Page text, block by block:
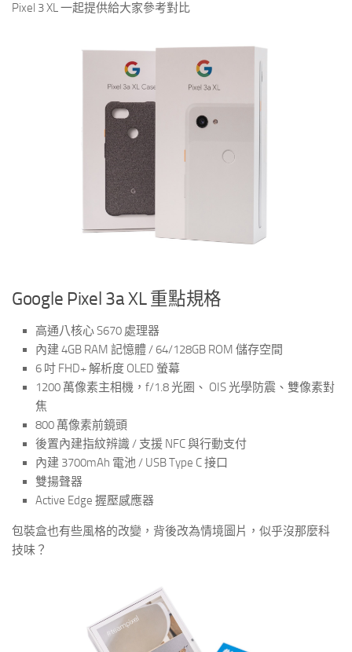
Pixel 3 XL 一起提供給大家參考對比
Google Pixel 3a XL 重點規格
高通八核心 S670 處理器
內建 4GB RAM 記憶體 / 64/128GB ROM 儲存空間
6 吋 FHD+ 解析度 OLED 螢幕
1200 萬像素主相機，f/1.8 光圈、 OIS 光學防震、雙像素對
焦
800 萬像素前鏡頭
後置內建指紋辨識 / 支援 NFC 與行動支付
內建 3700mAh 電池 / USB Type C 接口
雙揚聲器
Active Edge 握壓感應器
包裝盒也有些風格的改變，背後改為情境圖片，似乎沒那麼科
技味？